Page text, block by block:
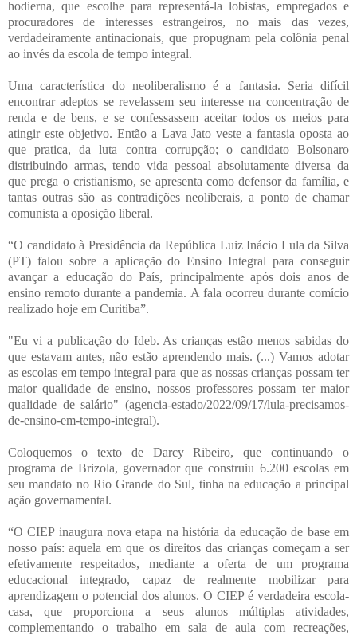
hodierna, que escolhe para representá-la lobistas, empregados e
procuradores de interesses estrangeiros, no mais das vezes,
verdadeiramente antinacionais, que propugnam pela colônia penal
ao invés da escola de tempo integral.
Uma característica do neoliberalismo é a fantasia. Seria difícil
encontrar adeptos se revelassem seu interesse na concentração de
renda e de bens, e se confessassem aceitar todos os meios para
atingir este objetivo. Então a Lava Jato veste a fantasia oposta ao
que pratica, da luta contra corrupção; o candidato Bolsonaro
distribuindo armas, tendo vida pessoal absolutamente diversa da
que prega o cristianismo, se apresenta como defensor da família, e
tantas outras são as contradições neoliberais, a ponto de chamar
comunista a oposição liberal.
“O candidato à Presidência da República Luiz Inácio Lula da Silva
(PT) falou sobre a aplicação do Ensino Integral para conseguir
avançar a educação do País, principalmente após dois anos de
ensino remoto durante a pandemia. A fala ocorreu durante comício
realizado hoje em Curitiba”.
"Eu vi a publicação do Ideb. As crianças estão menos sabidas do
que estavam antes, não estão aprendendo mais. (...) Vamos adotar
as escolas em tempo integral para que as nossas crianças possam ter
maior qualidade de ensino, nossos professores possam ter maior
qualidade de salário" (agencia-estado/2022/09/17/lula-precisamos-
de-ensino-em-tempo-integral).
Coloquemos o texto de Darcy Ribeiro, que continuando o
programa de Brizola, governador que construiu 6.200 escolas em
seu mandato no Rio Grande do Sul, tinha na educação a principal
ação governamental.
“O CIEP inaugura nova etapa na história da educação de base em
nosso país: aquela em que os direitos das crianças começam a ser
efetivamente respeitados, mediante a oferta de um programa
educacional integrado, capaz de realmente mobilizar para
aprendizagem o potencial dos alunos. O CIEP é verdadeira escola-
casa, que proporciona a seus alunos múltiplas atividades,
complementando o trabalho em sala de aula com recreações,